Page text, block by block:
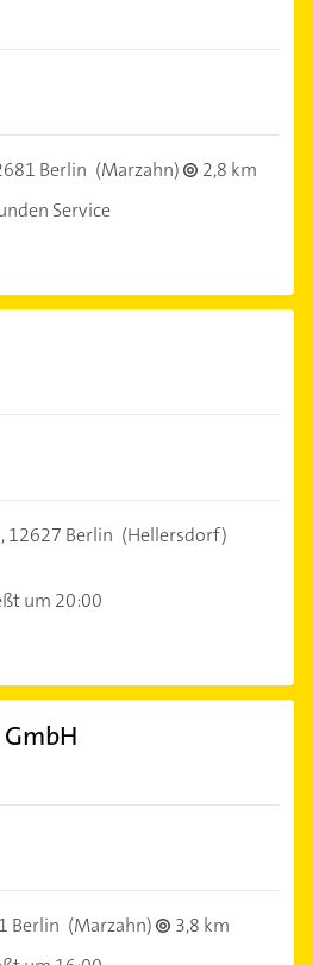
Berlin (Marzahn)
2,8 km
Service
12627 Berlin (Hellersdorf)
um 20:00
Berlin (Marzahn)
3,8 km